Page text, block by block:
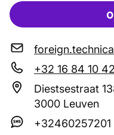
+32 16 84 10 42
Diestsestraat
3000 Leuven
+32460257201